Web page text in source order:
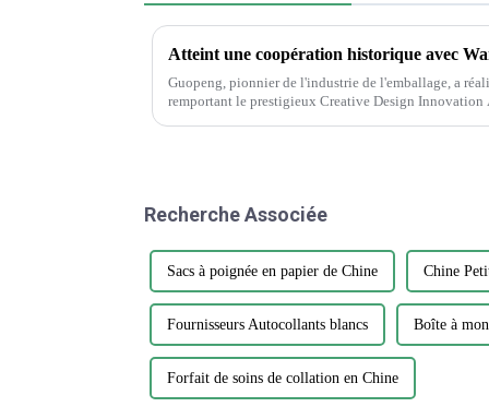
Atteint une coopération historique avec
Guopeng, pionnier de l'industrie de l'emballage, a
remportant le prestigieux Creative Design Innovation
Recherche Associée
Sacs à poignée en papier de Chine Chine
Fournisseurs Autocollants blancs Boîte à
Forfait de soins de collation en Chine